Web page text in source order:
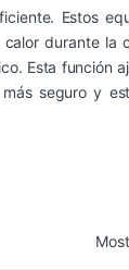
Estos
durante la
Esta función
seguro y